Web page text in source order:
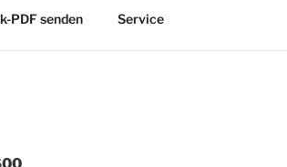
PDF senden Service